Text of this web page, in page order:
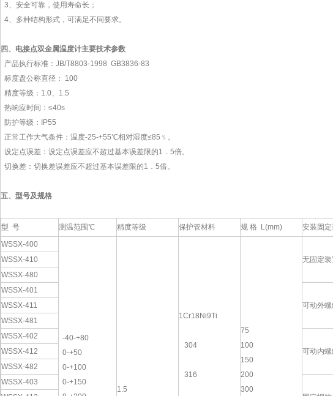
3、安全可靠，使用寿命长；
4、多种结构形式，可满足不同要求。
四、 电接点双金属温度计主要技术参数
产品执行标准：JB/T8803-1998 GB3836-83
标度盘公称直径： 100
精度等级：1.0、1.5
热响应时间：≤40s
防护等级：IP55
正常工作大气条件：温度-25-+55℃相对湿度≤85﹪。
设定点误差：设定点误差应不超过基本误差限的1．5倍。
切换差：切换差误差应不超过基本误差限的1．5倍。
五、型号及规格
型 号 测温范围℃ 精度等级 保护管材料 规 格 L(mm)
安装固
WSSX-400
-40-+80
0-+50
0-+100
0-+150
1.5
1Cr18Ni9Ti
304
316
75
100
150
200
300
无固定
WSSX-410
WSSX-480
WSSX-401
可动外
WSSX-411
WSSX-481
WSSX-402
可动内
WSSX-412
WSSX-482
WSSX-403